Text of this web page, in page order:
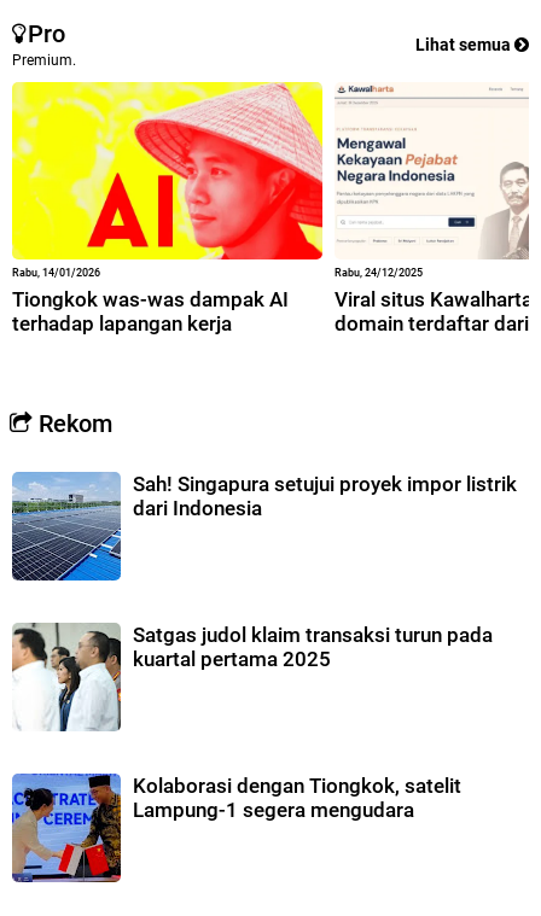
Pro
Premium.
Lihat semua
Rabu, 14/01/2026
Tiongkok was-was dampak AI
terhadap lapangan kerja
Rabu, 24/12/2025
Viral situs
domain terdaftar dari
Rekom
Sah! Singapura setujui proyek impor listrik
dari Indonesia
Satgas judol klaim transaksi turun pada
kuartal pertama 2025
Kolaborasi dengan Tiongkok, satelit
Lampung-1 segera mengudara